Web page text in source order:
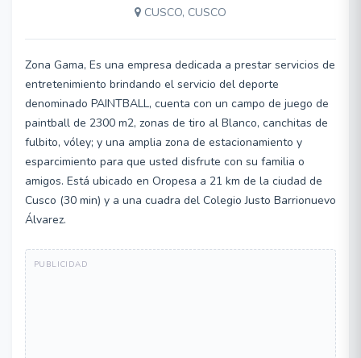
CUSCO, CUSCO
Zona Gama, Es una empresa dedicada a prestar servicios de
entretenimiento brindando el servicio del deporte
denominado PAINTBALL, cuenta con un campo de juego de
paintball de 2300 m2, zonas de tiro al Blanco, canchitas de
fulbito, vóley; y una amplia zona de estacionamiento y
esparcimiento para que usted disfrute con su familia o
amigos. Está ubicado en Oropesa a 21 km de la ciudad de
Cusco (30 min) y a una cuadra del Colegio Justo Barrionuevo
Álvarez.